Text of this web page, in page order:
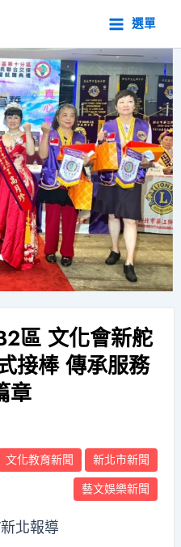
選單
區 文化會新舵
接棒 傳承服務
章
文化教育新聞 新北市新聞
藝文娛樂新聞
北報導